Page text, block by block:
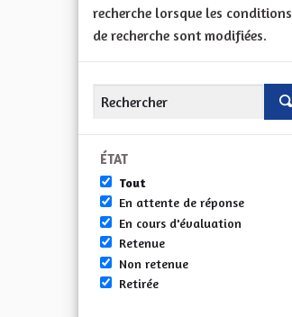
recherche lorsque les conditions
de recherche sont modifiées.
ÉTAT
Tout
En attente de réponse
En cours d'évaluation
Retenue
Non retenue
Retirée